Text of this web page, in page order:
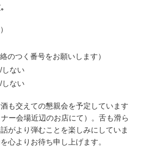
。
のつく番号をお願いします）
ない
ない
も交えての懇親会を予定しています
ナー会場近辺のお店にて）。舌も滑ら
がより弾むことを楽しみにしていま
心よりお待ち申し上げます。